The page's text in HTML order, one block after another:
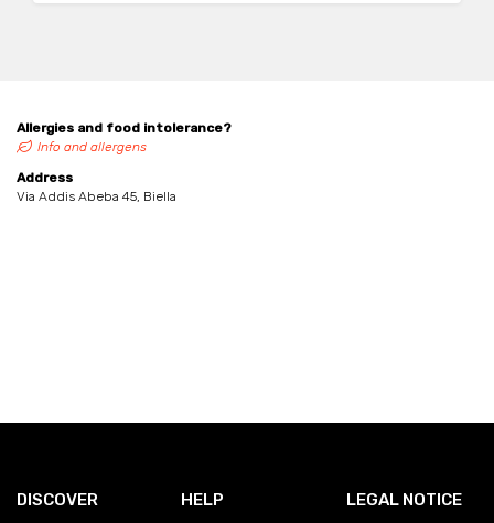
Allergies and food intolerance?
Info and allergens
Address
Via Addis Abeba 45, Biella
DISCOVER HELP LEGAL NOTICE